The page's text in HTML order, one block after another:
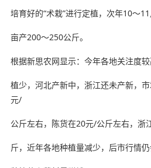
培育好的“术栽”进行定植，次年10～
亩产200～250公斤。
根据新思农网显示：今年各地关注度
植少，河北产新中，浙江还未产新，
元/
公斤左右，陈货在20元/公斤左右，浙
斤，近年各地种植量减少，后市行情仍